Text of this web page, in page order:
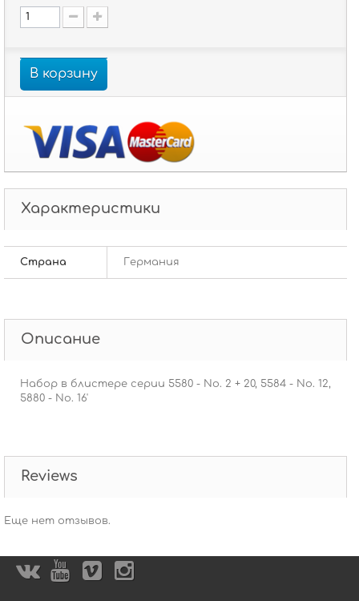
В корзину
Характеристики
Страна Германия
Описание
Набор в блистере серии 5580 - No. 2 + 20, 5584 - No. 12,
5880 - No. 16'
Reviews
Еще нет отзывов.